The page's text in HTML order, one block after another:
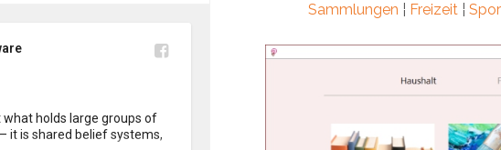
what holds large groups of
it is shared belief systems,
Sammlungen ¦ Freizeit¦